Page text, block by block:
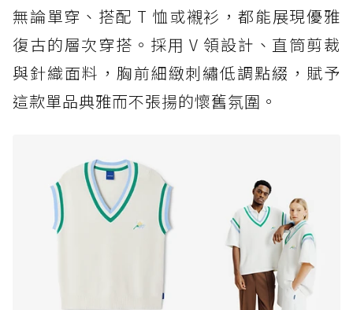
無論單穿、搭配 T 恤或襯衫，都能展現優雅
復古的層次穿搭。採用 V 領設計、直筒剪裁
與針織面料，胸前細緻刺繡低調點綴，賦予
這款單品典雅而不張揚的懷舊氛圍。